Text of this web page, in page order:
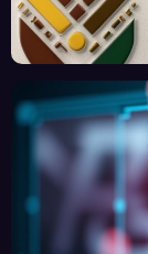
« Tra
vaille
urs
Clic »
en
Afriq